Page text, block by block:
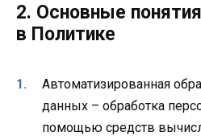
2. Основные
в Политике
Автоматизированная
данных – обработка
помощью средств